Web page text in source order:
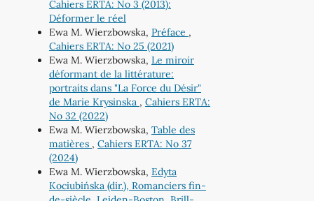
Cahiers ERTA: No 3 (2013):
Déformer le réel
Ewa M. Wierzbowska, Préface ,
Cahiers ERTA: No 25 (2021)
Ewa M. Wierzbowska, Le miroir
déformant de la littérature:
portraits dans "La Force du Désir"
de Marie Krysinska , Cahiers ERTA:
No 32 (2022)
Ewa M. Wierzbowska, Table des
matières , Cahiers ERTA: No 37
(2024)
Ewa M. Wierzbowska, Edyta
Kociubińska (dir.), Romanciers fin-